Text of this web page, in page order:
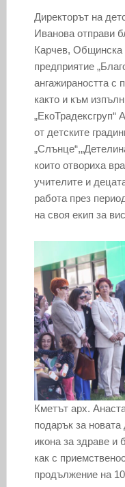
Директорът на
Иванова отправи
Карчев,
предприятие
ангажираността с
както и към
„ЕкоТрадексгруп“
от детските
които отвориха
учителите и
работа през
на своя екип за
Кметът арх.
подарък за
икона за здраве и
как с
продължение на